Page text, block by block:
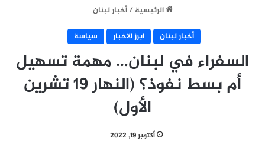
الرئيسية / أخبار لبنان
أخبار لبنان
ابرز الاخبار سياسة
السفراء في لبنان… مهمة تسهيل
أم بسط نفوذ؟ (النهار 19 تشرين
الأول)
أكتوبر 19, 2022